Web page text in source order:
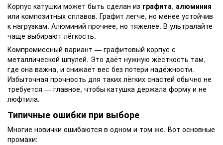
Корпус катушки может быть сделан из графита, алюминия
или композитных сплавов. Графит легче, но менее устойчив
к нагрузкам. Алюминий прочнее, но тяжелее. В ультралайте
чаще выбирают лёгкость.
Компромиссный вариант — графитовый корпус с
металлической шпулей. Это даёт нужную жёсткость там,
где она важна, и снижает вес без потери надёжности.
Избыточная прочность для таких лёгких снастей обычно не
требуется — главное, чтобы катушка держала форму и не
люфтила.
Типичные ошибки при выборе
Многие новички ошибаются в одном и том же. Вот основные
промахи: